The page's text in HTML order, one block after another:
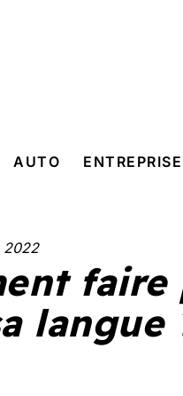
AUTO ENTREPRISE
2022
langue